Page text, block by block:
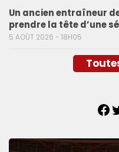
Un ancien entraîneur
prendre la tête d’une
5 AOÛT 2026 - 18H05